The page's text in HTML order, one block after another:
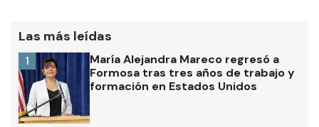
Las más leídas
María Alejandra Mareco regresó a
Formosa tras tres años de trabajo y
formación en Estados Unidos
1